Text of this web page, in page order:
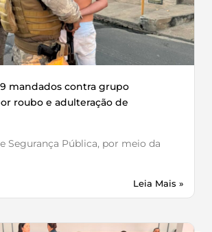
mandados contra grupo
roubo e adulteração de
Segurança Pública, por meio da
Leia Mais »